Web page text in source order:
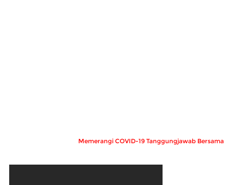
Memerangi COVID-19 Tanggungjawab Bersama